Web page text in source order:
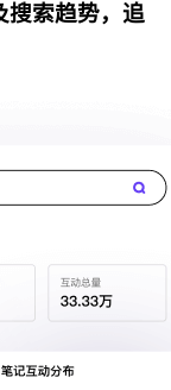
搜索趋势，追